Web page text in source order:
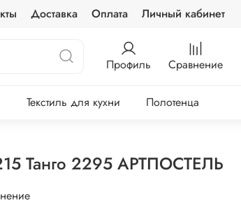
Доставка Оплата Личный кабинет
Профиль Сравнение
Текстиль для кухни Полотенца
Танго 2295 АРТПОСТЕЛЬ